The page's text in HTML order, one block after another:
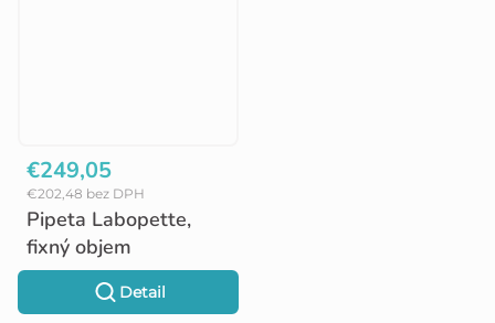
Pipeta Labopette,
fixný objem
€202,48 bez DPH
€249,05
Detail